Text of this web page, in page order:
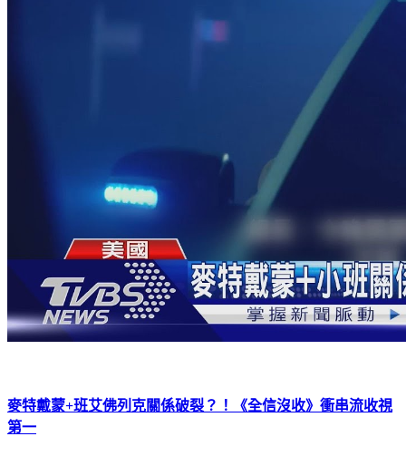
麥特戴蒙+班艾佛列克關係破裂？！《全信沒收》衝串流收視
第一